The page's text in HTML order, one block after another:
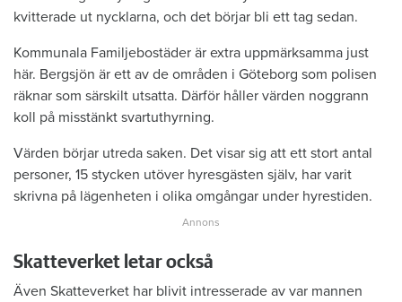
kvitterade ut nycklarna, och det börjar bli ett tag sedan.
Kommunala Familjebostäder är extra uppmärksamma just
här. Bergsjön är ett av de områden i Göteborg som polisen
räknar som särskilt utsatta. Därför håller värden noggrann
koll på misstänkt svartuthyrning.
Värden börjar utreda saken. Det visar sig att ett stort antal
personer, 15 stycken utöver hyresgästen själv, har varit
skrivna på lägenheten i olika omgångar under hyrestiden.
Skatteverket letar också
Även Skatteverket har blivit intresserade av var mannen